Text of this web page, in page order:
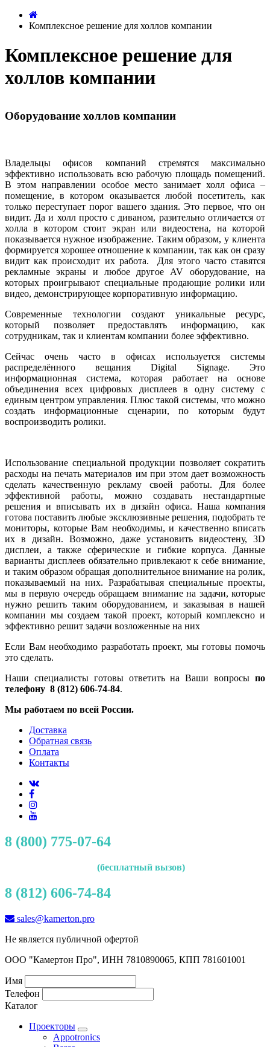
Комплексное решение для холлов компании
Комплексное решение для
холлов компании
Оборудование холлов компании
Владельцы офисов компаний стремятся максимально
эффективно использовать всю рабочую площадь помещений.
В этом направлении особое место занимает холл офиса –
помещение, в котором оказывается любой посетитель, как
только переступает порог вашего здания. Это первое, что он
видит. Да и холл просто с диваном, разительно отличается от
холла в котором стоит экран или видеостена, на которой
показывается нужное изображение. Таким образом, у клиента
формируется хорошее отношение к компании, так как он сразу
видит как происходит их работа. Для этого часто ставятся
рекламные экраны и любое другое AV оборудование, на
которых проигрывают специальные продающие ролики или
видео, демонстрирующее корпоративную информацию.
Современные технологии создают уникальные ресурс,
который позволяет предоставлять информацию, как
сотрудникам, так и клиентам компании более эффективно.
Сейчас очень часто в офисах используется системы
распределённого вещания Digital Signage. Это
информационная система, которая работает на основе
объединения всех цифровых дисплеев в одну систему с
единым центром управления. Плюс такой системы, что можно
создать информационные сценарии, по которым будут
воспроизводить ролики.
Использование специальной продукции позволяет сократить
расходы на печать материалов им при этом дает возможность
сделать качественную рекламу своей работы. Для более
эффективной работы, можно создавать нестандартные
решения и вписывать их в дизайн офиса. Наша компания
готова поставить любые эксклюзивные решения, подобрать те
мониторы, которые Вам необходимы, и качественно вписать
их в дизайн. Возможно, даже установить видеостену, 3D
дисплеи, а также сферические и гибкие корпуса. Данные
варианты дисплеев обязательно привлекают к себе внимание,
и таким образом обращая дополнительное внимание на ролик,
показываемый на них. Разрабатывая специальные проекты,
мы в первую очередь обращаем внимание на задачи, которые
нужно решить таким оборудованием, и заказывая в нашей
компании мы создаем такой проект, который комплексно и
эффективно решит задачи возложенные на них
Если Вам необходимо разработать проект, мы готовы помочь
это сделать.
Наши специалисты готовы ответить на Ваши вопросы по
телефону 8 (812) 606-74-84.
Мы работаем по всей России.
Доставка
Обратная связь
Оплата
Контакты
8 (800) 775-07-64
(бесплатный вызов)
8 (812) 606-74-84
sales@kamerton.pro
Не является публичной офертой
ООО "Камертон Про", ИНН 7810890065, КПП 781601001
Имя
Телефон
Каталог
Проекторы
Appotronics